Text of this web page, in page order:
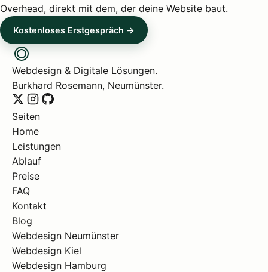
Overhead, direkt mit dem, der deine Website baut.
Kostenloses Erstgespräch →
Webdesign & Digitale Lösungen.
Burkhard Rosemann, Neumünster.
Seiten
Home
Leistungen
Ablauf
Preise
FAQ
Kontakt
Blog
Webdesign Neumünster
Webdesign Kiel
Webdesign Hamburg